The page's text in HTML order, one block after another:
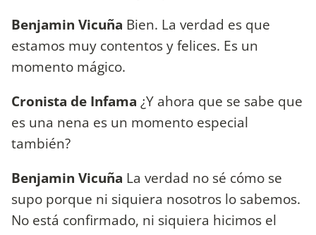
Benjamin Vicuña Bien. La verdad es que
estamos muy contentos y felices. Es un
momento mágico.
Cronista de Infama ¿Y ahora que se sabe que
es una nena es un momento especial
también?
Benjamin Vicuña La verdad no sé cómo se
supo porque ni siquiera nosotros lo sabemos.
No está confirmado, ni siquiera hicimos el